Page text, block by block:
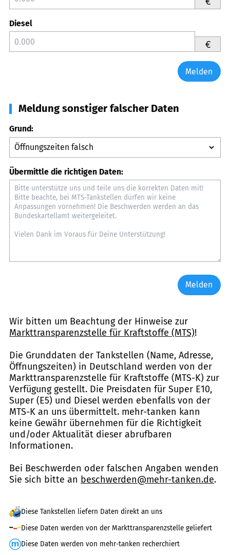
Diesel
€
Melden
Meldung sonstiger falscher Daten
Grund:
Übermittle die richtigen Daten:
Melden
Wir bitten um Beachtung der Hinweise zur
Markttransparenzstelle für Kraftstoffe (MTS)!
Die Grunddaten der Tankstellen (Name, Adresse,
Öffnungszeiten) in Deutschland werden von der
Markttransparenzstelle für Kraftstoffe (MTS-K) zur
Verfügung gestellt. Die Preisdaten für Super E10,
Super (E5) und Diesel werden ebenfalls von der
MTS-K an uns übermittelt. mehr-tanken kann
keine Gewähr übernehmen für die Richtigkeit
und/oder Aktualität dieser abrufbaren
Informationen.
Bei Beschwerden oder falschen Angaben wenden
Sie sich bitte an beschwerden@mehr-tanken.de.
Diese Tankstellen liefern Daten direkt an uns
Diese Daten werden von der Markttransparenzstelle geliefert
Diese Daten werden von mehr-tanken recherchiert